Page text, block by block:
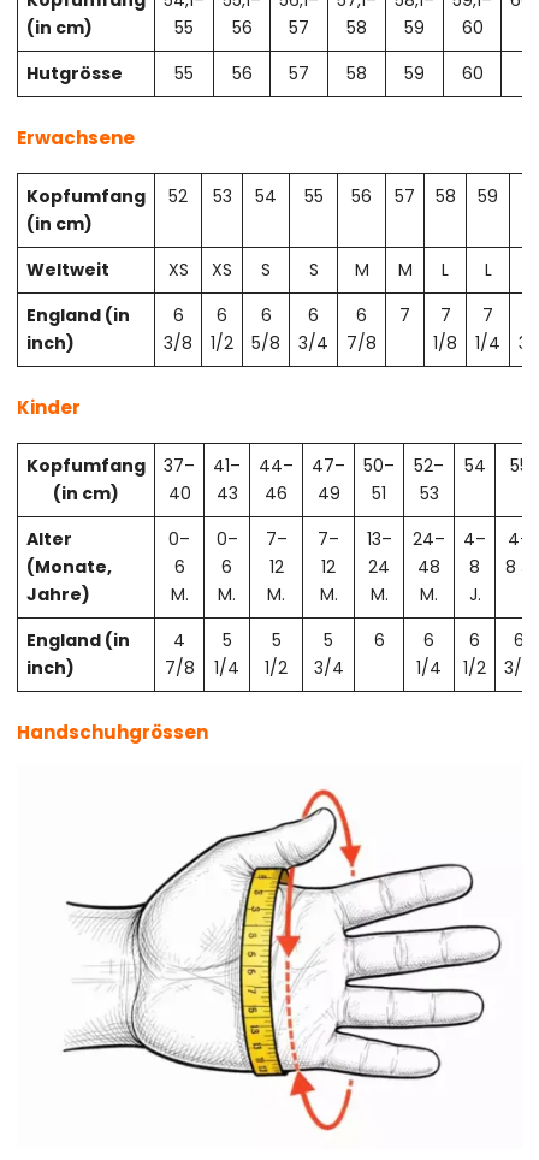
(in cm)
55
56
57
58
59
60
Hutgrösse
55 56 57 58 59 60
Erwachsene
Kopfumfang
(in cm)
52 53 54 55 56 57 58 59
Weltweit XS XS S S M M L L
England (in
inch)
6
3/8
6
1/2
6
5/8
6
3/4
6
7/8
7
7
1/8
7
1/4
Kinder
Kopfumfang
(in cm)
37–
40
41–
43
44–
46
47–
49
50–
51
52–
53
54 55
Alter
(Monate,
Jahre)
0–
6
M.
0–
6
M.
7–
12
M.
7–
12
M.
13–
24
M.
24–
48
M.
4–
8
J.
4–
8 J.
England (in
inch)
4
7/8
5
1/4
5
1/2
5
3/4
6
6
1/4
6
1/2
6
3/4
Handschuhgrössen